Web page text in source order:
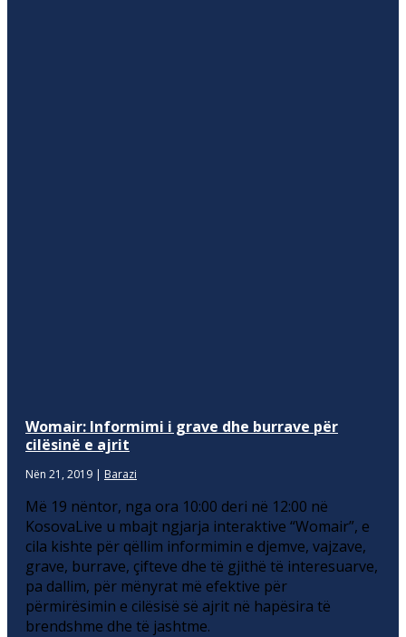
Womair: Informimi i grave dhe burrave për
cilësinë e ajrit
Nën 21, 2019 | Barazi
Më 19 nëntor, nga ora 10:00 deri në 12:00 në
KosovaLive u mbajt ngjarja interaktive “Womair”, e
cila kishte për qëllim informimin e djemve, vajzave,
grave, burrave, çifteve dhe të gjithë të interesuarve,
pa dallim, për mënyrat më efektive për
përmirësimin e cilësisë së ajrit në hapësira të
brendshme dhe të jashtme.